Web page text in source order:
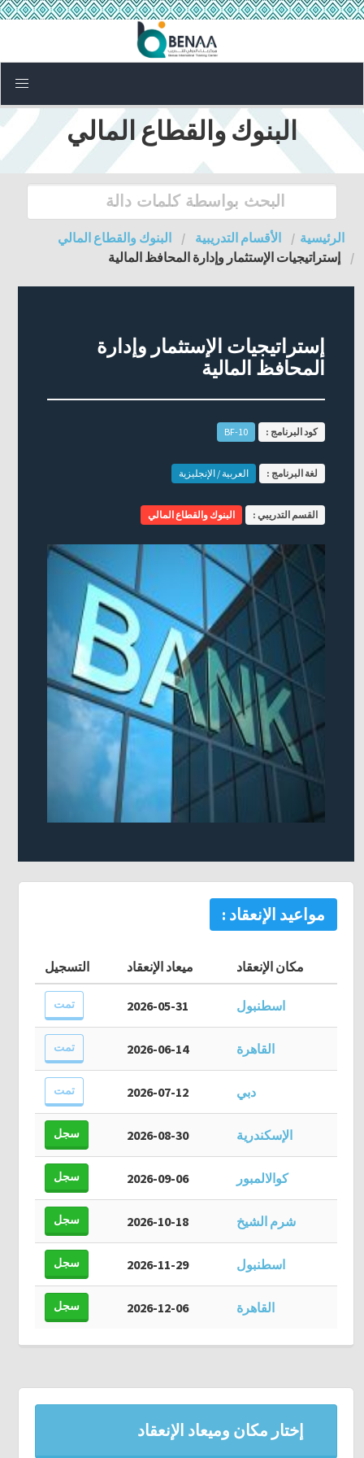
البنوك والقطاع المالي
الرئيسية الأقسام التدريبية
البنوك والقطاع المالي
إستراتيجيات الإستثمار وإدارة المحافظ المالية
إستراتيجيات الإستثمار وإدارة
المحافظ المالية
كود البرنامج : BF-10
لغة البرنامج : العربية / الإنجليزية
القسم التدريبي : البنوك والقطاع المالي
مواعيد الإنعقاد :
مكان الإنعقاد ميعاد الإنعقاد التسجيل
اسطنبول 2026-05-31 تمت
القاهرة 2026-06-14 تمت
دبي 2026-07-12 تمت
الإسكندرية 2026-08-30 سجل
كوالالمبور 2026-09-06 سجل
شرم الشيخ 2026-10-18 سجل
اسطنبول 2026-11-29 سجل
القاهرة 2026-12-06 سجل
إختار مكان وميعاد الإنعقاد